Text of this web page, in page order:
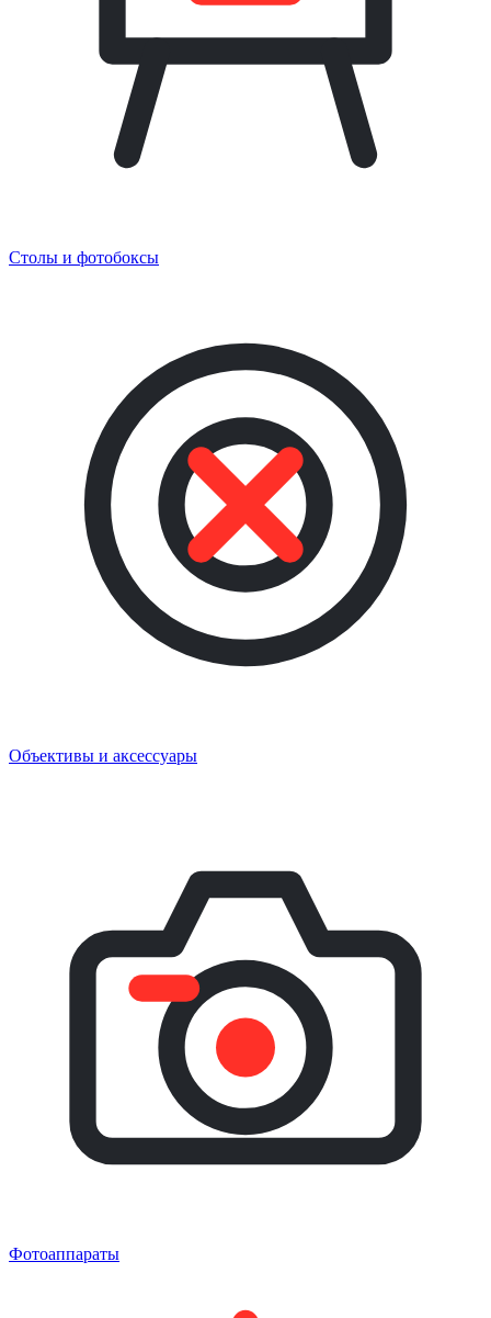
Столы и фотобоксы
Объективы и аксессуары
Фотоаппараты